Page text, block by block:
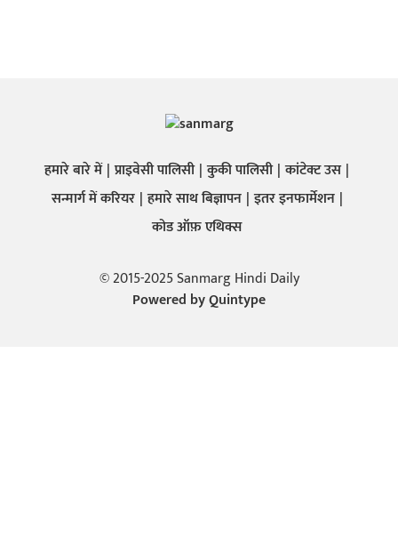
हमारे बारे में प्राइवेसी पालिसी कुकी पालिसी कांटेक्ट उस
सन्मार्ग में करियर हमारे साथ बिज्ञापन इतर इनफार्मेशन
कोड ऑफ़ एथिक्स
© 2015-2025 Sanmarg Hindi Daily
Powered byQuintype